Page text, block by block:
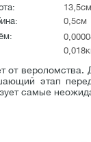
13,5см
0,5см
от вероломства.
этап
самые